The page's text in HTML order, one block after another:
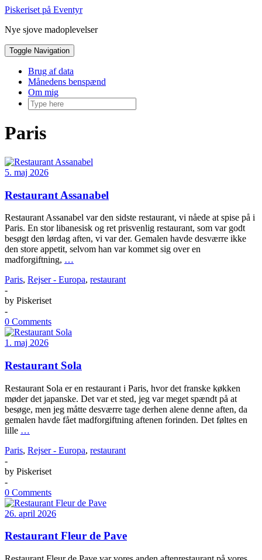
Skip
content
Piskeriset på Eventyr
Nye sjove madoplevelser
Toggle Navigation
Brug af data
Månedens benspænd
Om mig
Paris
5. maj 2026
Restaurant Assanabel
Restaurant Assanabel var den sidste restaurant, vi nåede at spise på i
Paris. En stor libanesisk og ret prisvenlig restaurant, som var godt
besøgt den lørdag aften, vi var der. Gemalen havde desværre ikke
den store appetit, selvom han var kommet sig over en
madforgiftning, …
Paris, Rejser - Europa, restaurant
-
by Piskeriset
-
0 Comments
1. maj 2026
Restaurant Sola
Restaurant Sola er en restaurant i Paris, hvor det franske køkken
møder det japanske. Det var et sted, jeg var meget spændt på at
besøge, men jeg måtte desværre tage derhen alene denne aften, da
gemalen havde fået madforgiftning aftenen forinden. Det føltes en
lille …
Paris, Rejser - Europa, restaurant
-
by Piskeriset
-
0 Comments
26. april 2026
Restaurant Fleur de Pave